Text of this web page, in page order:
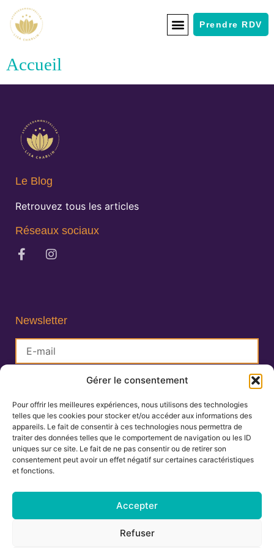
Gérer le consentement
Pour offrir les meilleures expériences, nous utilisons des technologies
telles que les cookies pour stocker et/ou accéder aux informations des
appareils. Le fait de consentir à ces technologies nous permettra de
traiter des données telles que le comportement de navigation ou les ID
uniques sur ce site. Le fait de ne pas consentir ou de retirer son
consentement peut avoir un effet négatif sur certaines caractéristiques
et fonctions.
Accepter
Refuser
Prendre RDV
Accueil
Le Blog
Retrouvez tous les articles
Réseaux sociaux
Newsletter
S'inscrire
Lisa Charlin
Praticienne en Ayurveda
06.67.27.25.19
138 avenue de la Royale, résidence les
Cigalines 34160 Castries